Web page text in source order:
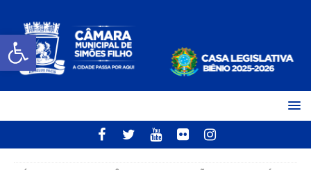
Open toolbar